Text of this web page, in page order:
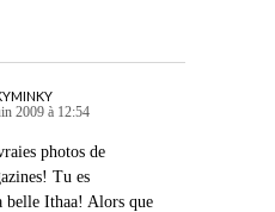
2009 à 12:54
photos de
Tu es
belle Ithaa! Alors que